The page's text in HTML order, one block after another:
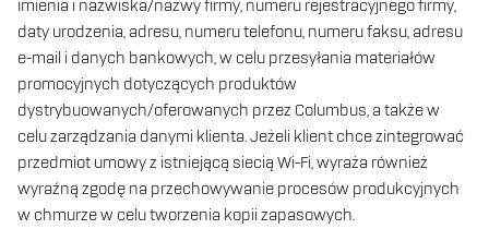
imienia i nazwiska/nazwy firmy, numeru rejestracyjnego firmy,
daty urodzenia, adresu, numeru telefonu, numeru faksu, adresu
e-mail i danych bankowych, w celu przesyłania materiałów
promocyjnych dotyczących produktów
dystrybuowanych/oferowanych przez Columbus, a także w
celu zarządzania danymi klienta. Jeżeli klient chce zintegrować
przedmiot umowy z istniejącą siecią Wi-Fi, wyraża również
wyraźną zgodę na przechowywanie procesów produkcyjnych
w chmurze w celu tworzenia kopii zapasowych.